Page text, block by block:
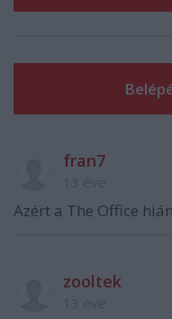
fran7
Azért a The Office
zooltek